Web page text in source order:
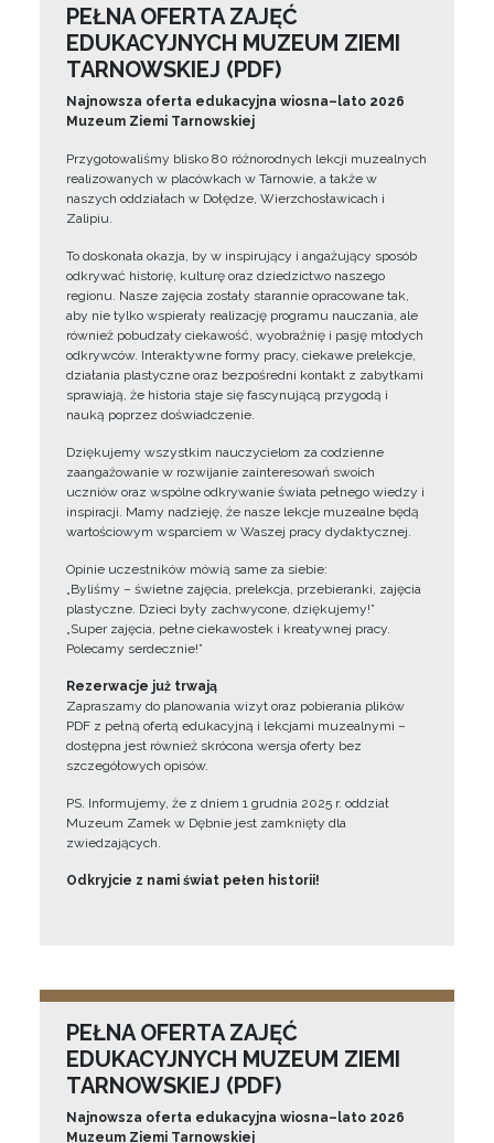
PEŁNA OFERTA ZAJĘĆ
EDUKACYJNYCH MUZEUM ZIEMI
TARNOWSKIEJ (PDF)
Najnowsza oferta edukacyjna wiosna–lato 2026
Muzeum Ziemi Tarnowskiej
Przygotowaliśmy blisko 80 różnorodnych lekcji muzealnych
realizowanych w placówkach w Tarnowie, a także w
naszych oddziałach w Dołędze, Wierzchosławicach i
Zalipiu.
To doskonała okazja, by w inspirujący i angażujący sposób
odkrywać historię, kulturę oraz dziedzictwo naszego
regionu. Nasze zajęcia zostały starannie opracowane tak,
aby nie tylko wspierały realizację programu nauczania, ale
również pobudzały ciekawość, wyobraźnię i pasję młodych
odkrywców. Interaktywne formy pracy, ciekawe prelekcje,
działania plastyczne oraz bezpośredni kontakt z zabytkami
sprawiają, że historia staje się fascynującą przygodą i
nauką poprzez doświadczenie.
Dziękujemy wszystkim nauczycielom za codzienne
zaangażowanie w rozwijanie zainteresowań swoich
uczniów oraz wspólne odkrywanie świata pełnego wiedzy i
inspiracji. Mamy nadzieję, że nasze lekcje muzealne będą
wartościowym wsparciem w Waszej pracy dydaktycznej.
Opinie uczestników mówią same za siebie:
„Byliśmy – świetne zajęcia, prelekcja, przebieranki, zajęcia
plastyczne. Dzieci były zachwycone, dziękujemy!”
„Super zajęcia, pełne ciekawostek i kreatywnej pracy.
Polecamy serdecznie!”
Rezerwacje już trwają
Zapraszamy do planowania wizyt oraz pobierania plików
PDF z pełną ofertą edukacyjną i lekcjami muzealnymi –
dostępna jest również skrócona wersja oferty bez
szczegółowych opisów.
PS. Informujemy, że z dniem 1 grudnia 2025 r. oddział
Muzeum Zamek w Dębnie jest zamknięty dla
zwiedzających.
Odkryjcie z nami świat pełen historii!
PEŁNA OFERTA ZAJĘĆ
EDUKACYJNYCH MUZEUM ZIEMI
TARNOWSKIEJ (PDF)
Najnowsza oferta edukacyjna wiosna–lato 2026
Muzeum Ziemi Tarnowskiej